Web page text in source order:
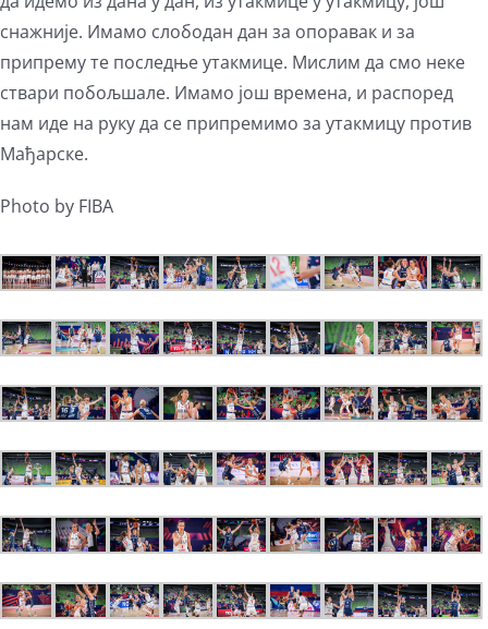
снажније. Имамо слободан дан за опоравак и за
припрему те последње утакмице. Мислим да смо неке
ствари побољшале. Имамо још времена, и распоред
нам иде на руку да се припремимо за утакмицу против
Мађарске.
Photo by FIBA